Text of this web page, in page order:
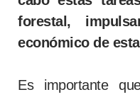
forestal,
económico de
Es importante